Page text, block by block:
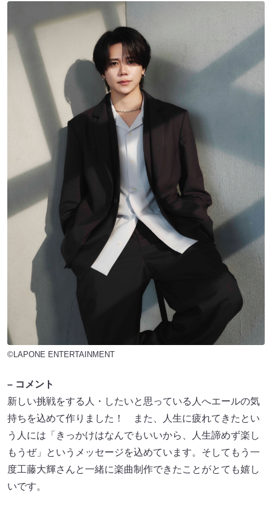
©LAPONE ENTERTAINMENT
– コメント
新しい挑戦をする人・したいと思っている人へエールの気
持ちを込めて作りました！ また、人生に疲れてきたとい
う人には「きっかけはなんでもいいから、人生諦めず楽し
もうぜ」というメッセージを込めています。そしてもう一
度工藤大輝さんと一緒に楽曲制作できたことがとても嬉し
いです。